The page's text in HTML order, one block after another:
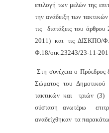
επιλογή των μελών της
την ανάδειξη των
τις διατάξεις του
2011) και τις ΔΙΣΚΠΟ/
Φ.18/οικ.23243/23-11-2011
Στη συνέχεια ο
Σώματος του
τακτικών και τριών
σύσταση ανωτέρω
αναδείχθηκαν τα